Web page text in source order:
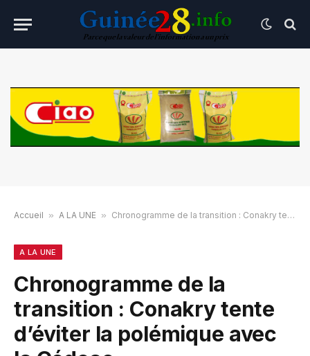
Accueil » A LA UNE » Chronogramme de la transition : Conakry tente d’éviter la polémique avec la Cédeao
A LA UNE
Chronogramme de la
transition : Conakry tente
d’éviter la polémique avec